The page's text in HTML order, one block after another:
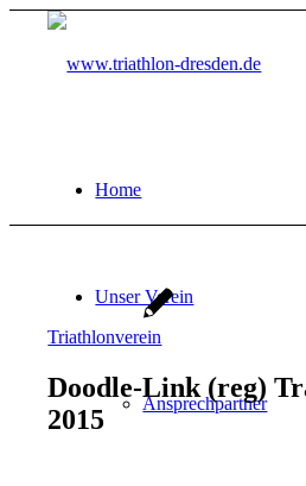
Home
Unser Verein
Ansprechpartner
Triathlonverein
Doodle-Link (reg)
2015